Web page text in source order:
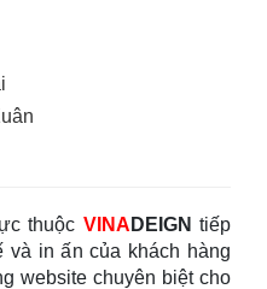
thuộc VINA DEIGN tiếp
và in ấn của khách hàng
website chuyên biệt cho